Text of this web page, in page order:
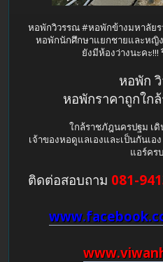
หอพักวิวรรณ #หอพักข้างมหาลัย
หอพักนักศึกษาแยกชายและหญิ
ยังมีห้องว่างนะคะ!!!
หอพัก
หอพักราคาถูกใก
ใกล้ราชภัฎนครปฐม เ
เจ้าของหอดูแลเองและเป็นกันเอ
แอร์คร
ติดต่อสอบถาม 081-